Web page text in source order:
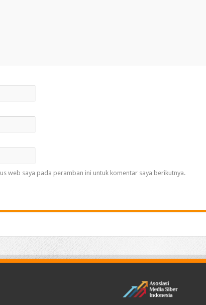
web saya pada peramban ini untuk komentar saya berikutnya.